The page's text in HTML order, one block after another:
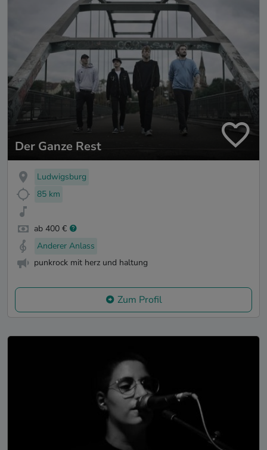
Der Ganze Rest
Ludwigsburg
85 km
ab 400 €
Anderer Anlass
punkrock mit herz und haltung
Zum Profil